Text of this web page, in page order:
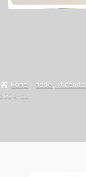
Home mode,
2024/02